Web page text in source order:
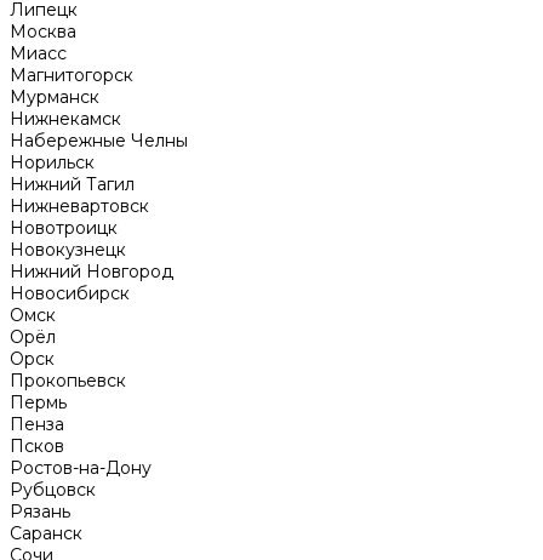
Липецк
Москва
Миасс
Магнитогорск
Мурманск
Нижнекамск
Набережные Челны
Норильск
Нижний Тагил
Нижневартовск
Новотроицк
Новокузнецк
Нижний Новгород
Новосибирск
Омск
Орёл
Орск
Прокопьевск
Пермь
Пенза
Псков
Ростов-на-Дону
Рубцовск
Рязань
Саранск
Сочи